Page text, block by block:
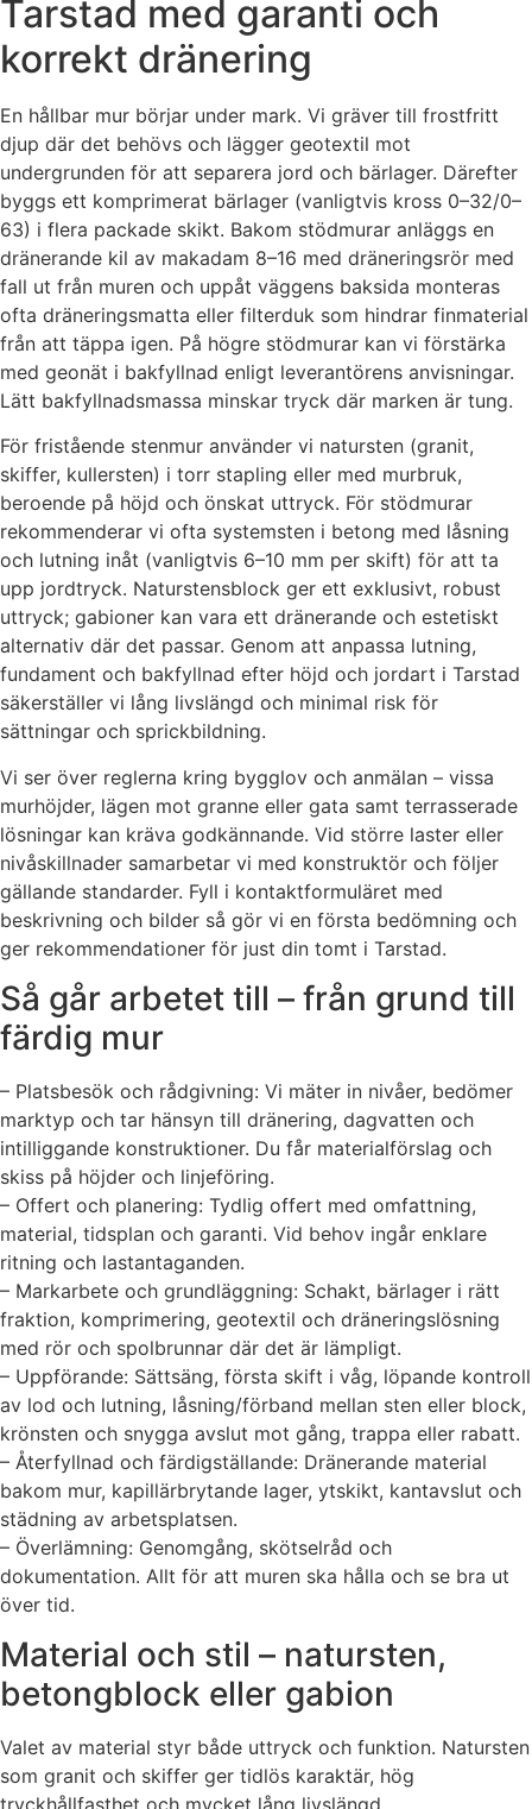
Tarstad med garanti och
korrekt dränering
En hållbar mur börjar under mark. Vi gräver till frostfritt
djup där det behövs och lägger geotextil mot
undergrunden för att separera jord och bärlager. Därefter
byggs ett komprimerat bärlager (vanligtvis kross 0–32/0–
63) i flera packade skikt. Bakom stödmurar anläggs en
dränerande kil av makadam 8–16 med dräneringsrör med
fall ut från muren och uppåt väggens baksida monteras
ofta dräneringsmatta eller filterduk som hindrar finmaterial
från att täppa igen. På högre stödmurar kan vi förstärka
med geonät i bakfyllnad enligt leverantörens anvisningar.
Lätt bakfyllnadsmassa minskar tryck där marken är tung.
För fristående stenmur använder vi natursten (granit,
skiffer, kullersten) i torr stapling eller med murbruk,
beroende på höjd och önskat uttryck. För stödmurar
rekommenderar vi ofta systemsten i betong med låsning
och lutning inåt (vanligtvis 6–10 mm per skift) för att ta
upp jordtryck. Naturstensblock ger ett exklusivt, robust
uttryck; gabioner kan vara ett dränerande och estetiskt
alternativ där det passar. Genom att anpassa lutning,
fundament och bakfyllnad efter höjd och jordart i Tarstad
säkerställer vi lång livslängd och minimal risk för
sättningar och sprickbildning.
Vi ser över reglerna kring bygglov och anmälan – vissa
murhöjder, lägen mot granne eller gata samt terrasserade
lösningar kan kräva godkännande. Vid större laster eller
nivåskillnader samarbetar vi med konstruktör och följer
gällande standarder. Fyll i kontaktformuläret med
beskrivning och bilder så gör vi en första bedömning och
ger rekommendationer för just din tomt i Tarstad.
Så går arbetet till – från grund till
färdig mur
– Platsbesök och rådgivning: Vi mäter in nivåer, bedömer
marktyp och tar hänsyn till dränering, dagvatten och
intilliggande konstruktioner. Du får materialförslag och
skiss på höjder och linjeföring.
– Offert och planering: Tydlig offert med omfattning,
material, tidsplan och garanti. Vid behov ingår enklare
ritning och lastantaganden.
– Markarbete och grundläggning: Schakt, bärlager i rätt
fraktion, komprimering, geotextil och dräneringslösning
med rör och spolbrunnar där det är lämpligt.
– Uppförande: Sättsäng, första skift i våg, löpande kontroll
av lod och lutning, låsning/förband mellan sten eller block,
krönsten och snygga avslut mot gång, trappa eller rabatt.
– Återfyllnad och färdigställande: Dränerande material
bakom mur, kapillärbrytande lager, ytskikt, kantavslut och
städning av arbetsplatsen.
– Överlämning: Genomgång, skötselråd och
dokumentation. Allt för att muren ska hålla och se bra ut
över tid.
Material och stil – natursten,
betongblock eller gabion
Valet av material styr både uttryck och funktion. Natursten
som granit och skiffer ger tidlös karaktär, hög